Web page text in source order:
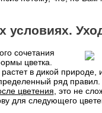
сочетания
цветка.
в дикой
ряд
цветения , это не
для следующего